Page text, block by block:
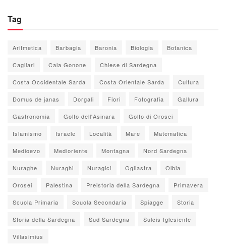
Tag
Aritmetica Barbagia Baronia Biologia Botanica
Cagliari Cala Gonone Chiese di Sardegna
Costa Occidentale Sarda Costa Orientale Sarda Cultura
Domus de janas Dorgali Fiori Fotografia Gallura
Gastronomia Golfo dell'Asinara Golfo di Orosei
Islamismo Israele Località Mare Matematica
Medioevo Medioriente Montagna Nord Sardegna
Nuraghe Nuraghi Nuragici Ogliastra Olbia
Orosei Palestina Preistoria della Sardegna Primavera
Scuola Primaria Scuola Secondaria Spiagge Storia
Storia della Sardegna Sud Sardegna Sulcis Iglesiente
Villasimius